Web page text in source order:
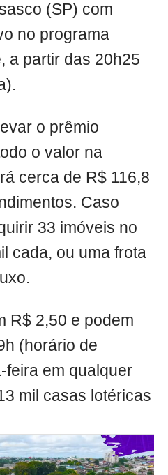
(SP) com
no programa
a partir das 20h25
o prêmio
o valor na
cerca de R$ 116,8
Caso
33 imóveis no
cada, ou uma frota
R$ 2,50 e podem
(horário de
feira em qualquer
mil casas lotéricas